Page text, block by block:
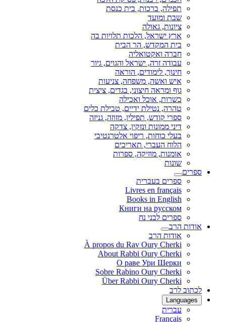
תפילה, ברכות, בית כנסת
שבת ומועד
ציונות, גאולה
ארץ ישראל, הלכות תלויות בה
בית המקדש, הר הבית
חברה ואקטואליה
עבודה זרה, ישראל והגוים, גיור
חינוך, לימודים, הוראה
איש ואשה, משפחה, צניעות
גוף ומראה חיצוני, בגדים, ציצית
כשרות, אוכל ואכילה
טהרה, נטילת ידיים, טבילת כלים
ספרי קודש, תפילין, מזוזה, גניזה
דיני ממונות ונזקין, צדקה
בעלי כוחות, ריפוי אלטרנטיבי
הלוח העברי, תאריכים
אומנות, מוזיקה, ספרות
שונות
ספרים
ספרים בעברית
Livres en français
Books in English
Книги на русском
ספרים לבני נח
אודות הרב
אודות הרב
À propos du Rav Oury Cherki
About Rabbi Oury Cherki
О раве Ури Шерки
Sobre Rabino Oury Cherki
Über Rabbi Oury Cherki
לכתוב לרב
Languages
עברית
Français